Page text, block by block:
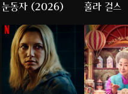
눈동자 (2026) 훌라 걸스